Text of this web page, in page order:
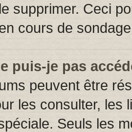
supprimer. Ceci
cours de
puis-je pas
peuvent être
les consulter, les
Seuls les